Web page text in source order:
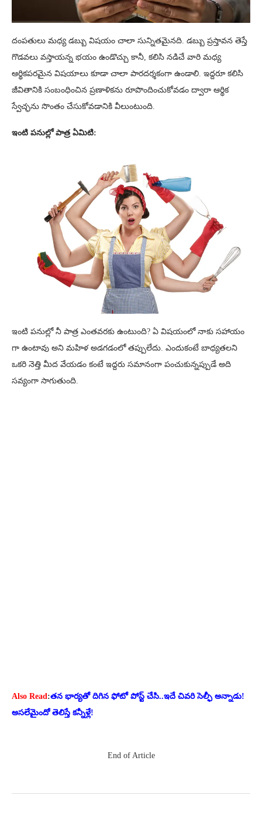
దంపతులు మధ్య డబ్బు విషయం చాలా సున్నితమైనది. డబ్బు ప్రస్తావన తెస్తే
గొడవలు వస్తాయన్న భయం ఉండొచ్చు కానీ, కలిసి నడిచే వారి మధ్య
ఆర్థికపరమైన విషయాలు కూడా చాలా పారదర్శకంగా ఉండాలి. ఇద్దరూ కలిసి
జీవితానికి సంబంధించిన ప్రణాళికను రూపొందించుకోవడం ద్వారా ఆర్థిక
స్వేచ్ఛను సొంతం చేసుకోవడానికి వీలుంటుంది.
ఇంటి పనుల్లో పాత్ర ఏమిటి:
ఇంటి పనుల్లో నీ పాత్ర ఎంతవరకు ఉంటుంది? ఏ విషయంలో నాకు సహాయం
గా ఉంటావు అని మహిళ అడగడంలో తప్పులేదు. ఎందుకంటే బాధ్యతలని
ఒకరి నెత్తి మీద వేయడం కంటే ఇద్దరు సమానంగా పంచుకున్నప్పుడే అది
సవ్యంగా సాగుతుంది.
Also Read:తన భార్యతో దిగిన ఫోటో పోస్ట్ చేసి..ఇదే చివరి సెల్ఫీ అన్నాడు!
అసలేమైందో తెలిస్తే కన్నీళ్లే!
End of Article